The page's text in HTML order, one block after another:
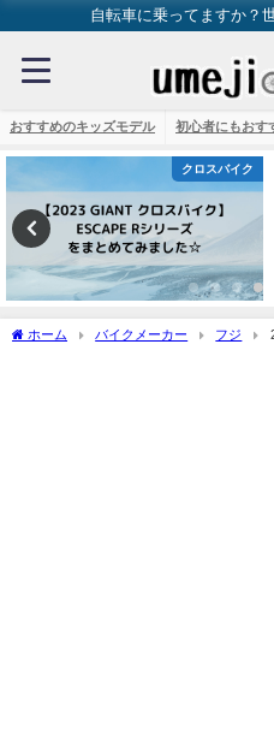
自転車に乗ってますか？
おすすめのキッズモデル 初心者にもおす
クロスバイク
ホーム バイクメーカー フジ